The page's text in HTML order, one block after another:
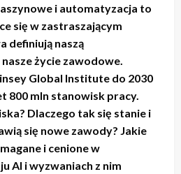
i automatyzacja to
się w zastraszającym
definiują naszą
życie zawodowe.
Global Institute do 2030
800 mln stanowisk pracy.
Dlaczego tak się stanie i
się nowe zawody? Jakie
i cenione w
AI i wyzwaniach z nim